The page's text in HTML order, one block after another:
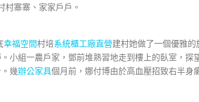
村寨寨、家家戶戶。
幸福空間村培系統櫃工廠直營建村她做了一個優雅的
小組一農戶家，鄧前堆熟習地走到樓上的臥室，探
幾辦公家具個月前，娜付博由於高血壓招致右半身